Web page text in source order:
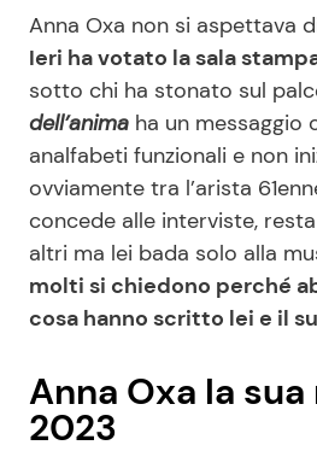
Anna Oxa non si aspettava
Ieri ha votato la sala
sotto chi ha stonato sul
dell’anima ha un messaggio
analfabeti funzionali e non
ovviamente tra l’arista
concede alle interviste,
altri ma lei bada solo alla
molti si chiedono perché
cosa hanno scritto lei e il
Anna Oxa la
2023